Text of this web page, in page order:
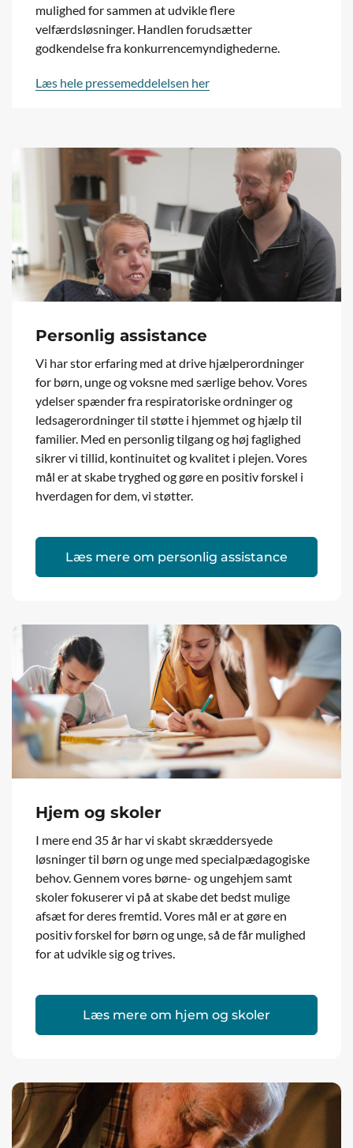
mulighed for sammen at udvikle flere
velfærdsløsninger. Handlen forudsætter
godkendelse fra konkurrencemyndighederne.
Læs hele pressemeddelelsen her
Personlig assistance
Vi har stor erfaring med at drive hjælperordninger
for børn, unge og voksne med særlige behov. Vores
ydelser spænder fra respiratoriske ordninger og
ledsagerordninger til støtte i hjemmet og hjælp til
familier. Med en personlig tilgang og høj faglighed
sikrer vi tillid, kontinuitet og kvalitet i plejen. Vores
mål er at skabe tryghed og gøre en positiv forskel i
hverdagen for dem, vi støtter.
Læs mere om personlig assistance
Hjem og skoler
I mere end 35 år har vi skabt skræddersyede
løsninger til børn og unge med specialpædagogiske
behov. Gennem vores børne- og ungehjem samt
skoler fokuserer vi på at skabe det bedst mulige
afsæt for deres fremtid. Vores mål er at gøre en
positiv forskel for børn og unge, så de får mulighed
for at udvikle sig og trives.
Læs mere om hjem og skoler